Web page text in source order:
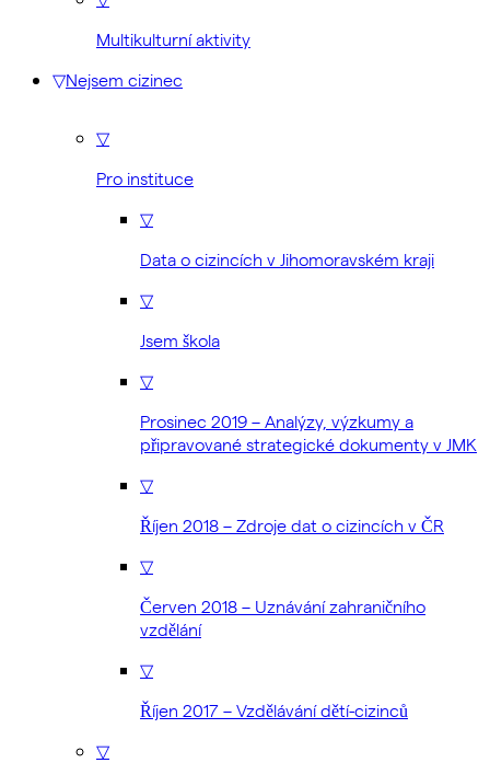
Multikulturní aktivity
▽Nejsem cizinec
▽
Pro instituce
▽
Data o cizincích v Jihomoravském kraji
▽
Jsem škola
▽
Prosinec 2019 – Analýzy, výzkumy a
připravované strategické dokumenty v JMK
▽
Říjen 2018 – Zdroje dat o cizincích v ČR
▽
Červen 2018 – Uznávání zahraničního
vzdělání
▽
Říjen 2017 – Vzdělávání dětí-cizinců
▽